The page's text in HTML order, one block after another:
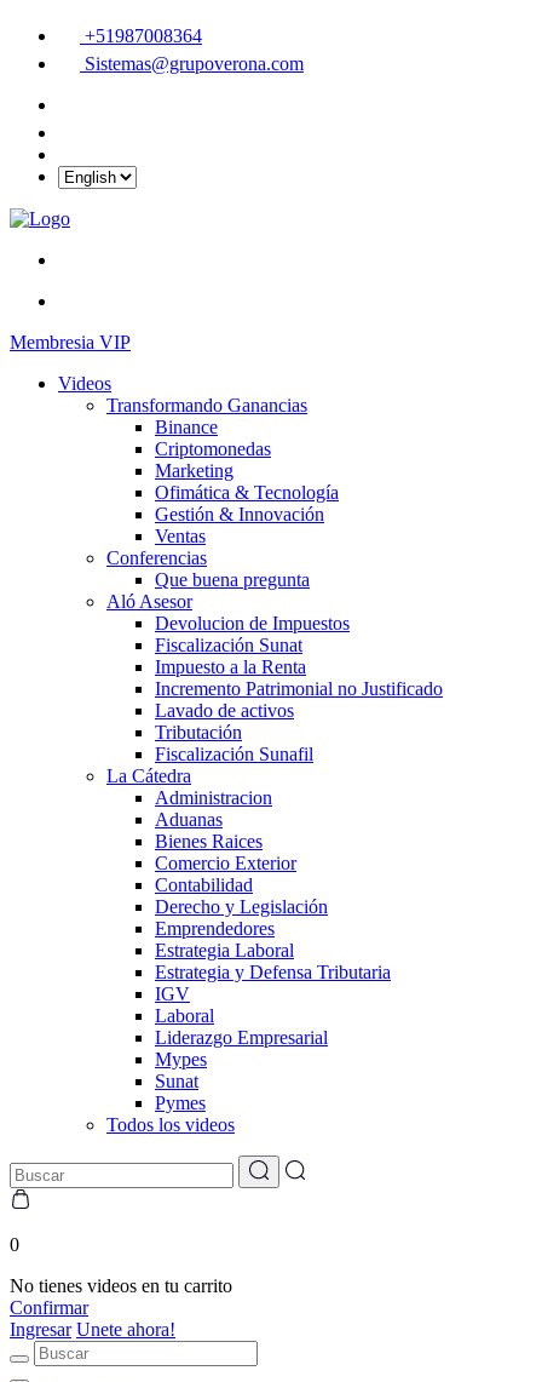
+51987008364
Sistemas@grupoverona.com
Membresia VIP
Videos
Transformando Ganancias
Binance
Criptomonedas
Marketing
Ofimática & Tecnología
Gestión & Innovación
Ventas
Conferencias
Que buena pregunta
Aló Asesor
Devolucion de Impuestos
Fiscalización Sunat
Impuesto a la Renta
Incremento Patrimonial no Justificado
Lavado de activos
Tributación
Fiscalización Sunafil
La Cátedra
Administracion
Aduanas
Bienes Raices
Comercio Exterior
Contabilidad
Derecho y Legislación
Emprendedores
Estrategia Laboral
Estrategia y Defensa Tributaria
IGV
Laboral
Liderazgo Empresarial
Mypes
Sunat
Pymes
Todos los videos
0
No tienes videos en tu carrito
Confirmar
Ingresar Unete ahora!